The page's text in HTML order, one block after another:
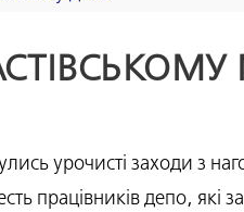
урочисті заходи з
працівників депо,